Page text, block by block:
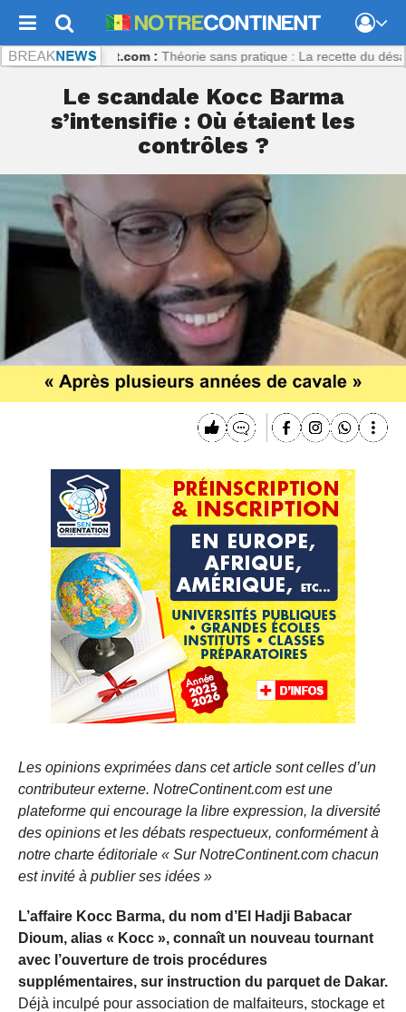
: Théorie sans pratique : La recette du désastre
Le scandale Kocc Barma
s’intensifie : Où étaient les
contrôles ?
Les opinions exprimées dans cet article sont celles d’un
contributeur externe. NotreContinent.com est une
plateforme qui encourage la libre expression, la diversité
des opinions et les débats respectueux, conformément à
notre charte éditoriale « Sur NotreContinent.com chacun
est invité à publier ses idées »
L’affaire Kocc Barma, du nom d’El Hadji Babacar
Dioum, alias « Kocc », connaît un nouveau tournant
avec l’ouverture de trois procédures
supplémentaires, sur instruction du parquet de Dakar.
Déjà inculpé pour association de malfaiteurs, stockage et